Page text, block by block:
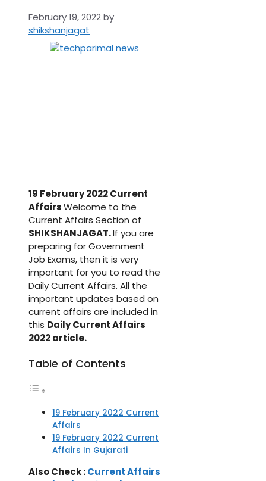
February 19, 2022by
shikshanjagat
19 February 2022 Current
AffairsWelcome to the
Current Affairs Section of
SHIKSHANJAGAT.If you are
preparing for Government
Job Exams, then it is very
important for you to read the
Daily Current Affairs. All the
important updates based on
current affairs are included in
this Daily Current Affairs
2022 article.
Table of Contents
19 February 2022 Current
Affairs
19 February 2022 Current
Affairs In Gujarati
Also Check :Current Affairs